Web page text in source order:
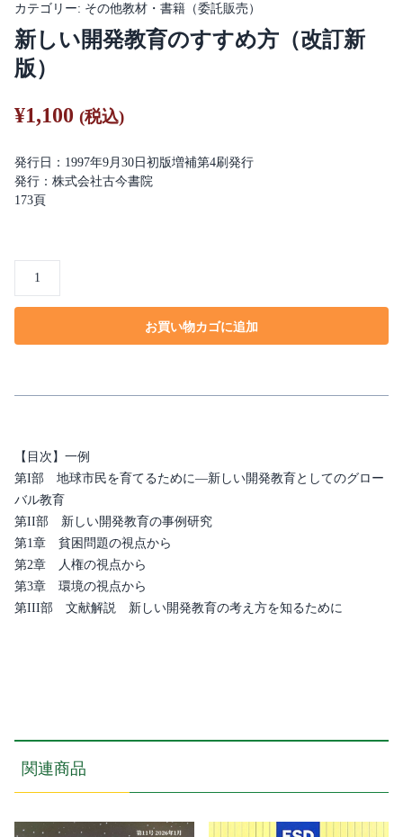
カテゴリー: その他教材・書籍（委託販売）
新しい開発教育のすすめ方（改訂新
版）
¥1,100 (税込)
発行日：1997年9月30日初版増補第4刷発行
発行：株式会社古今書院
173頁
い
発
め
方
（改
訂
新
版）
個
お買い物カゴに追加
【目次】一例
第I部 地球市民を育てるために―新しい開発教育としてのグロー
バル教育
第II部 新しい開発教育の事例研究
第1章 貧困問題の視点から
第2章 人権の視点から
第3章 環境の視点から
第III部 文献解説 新しい開発教育の考え方を知るために
関連商品